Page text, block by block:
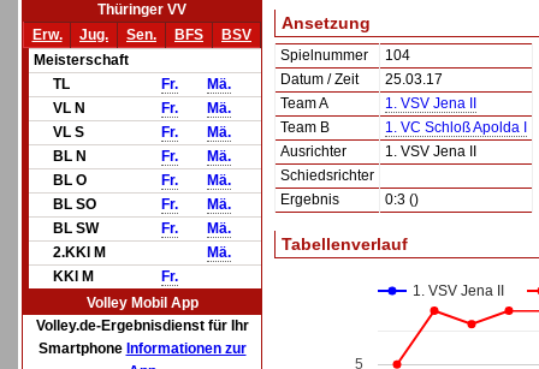
Thüringer VV
Erw.
Jug. Sen. BFS
BSV
Meisterschaft
TL
Fr.
Mä.
VL N
Fr.
Mä.
VL S
Fr.
Mä.
BL N
Fr.
Mä.
BL O
Fr.
Mä.
BL SO
Fr.
Mä.
BL SW
Fr.
Mä.
2.KKl M
Mä.
KKl M
Fr.
Volley Mobil App
Volley.de-Ergebnisdienst für Ihr
Smartphone Informationen zur
Ansetzung
Spielnummer
104
Datum / Zeit
25.03.17
Team A
1. VSV Jena II
Team B
1. VC Schloß Apolda I
Ausrichter
1. VSV Jena II
Schiedsrichter
Ergebnis
0:3 ()
Tabellenverlauf
1. VSV Jena II
5